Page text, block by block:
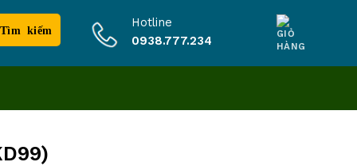
Hotline
0938.777.234